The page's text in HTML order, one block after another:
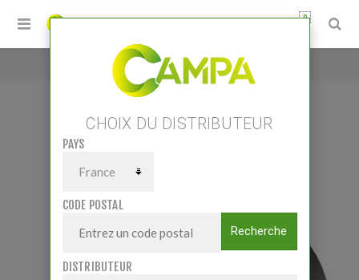
0
Accueil Pointe gauche au carbure
POINTE GAUCHE AU CARBURE
CHOIX DU DISTRIBUTEUR
PAYS
CODE POSTAL
Recherche
DISTRIBUTEUR